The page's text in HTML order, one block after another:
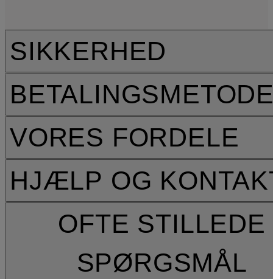
HJÆLP OG
OFTE STILLEDE
SPØRGSMÅL
SIKKERHED
VORES FORDELE